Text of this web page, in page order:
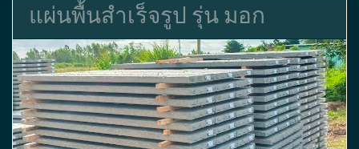
แผ่นพื้นสำเร็จรูป รุ่น มอก